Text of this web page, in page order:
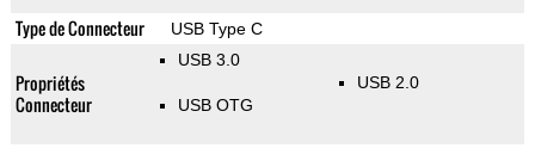
Type de Connecteur USB Type C
Propriétés
Connecteur
USB 3.0
USB OTG
USB 2.0